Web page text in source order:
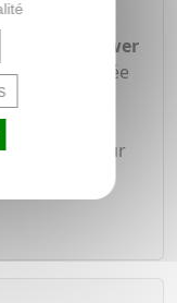
d'aquapower
et mentholée
humidité pour
stop.